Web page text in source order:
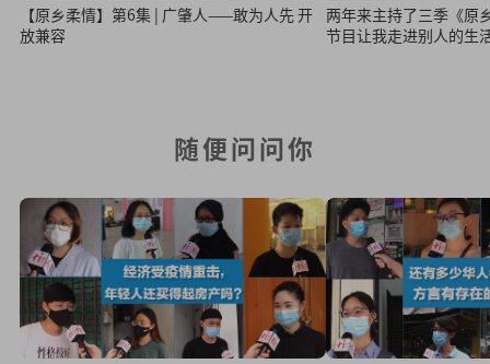
【原乡柔情】第6集 | 广肇人——敢为人先 开
放兼容
两年来主持了三季《原
节目让我走进别人的生
随便问问你